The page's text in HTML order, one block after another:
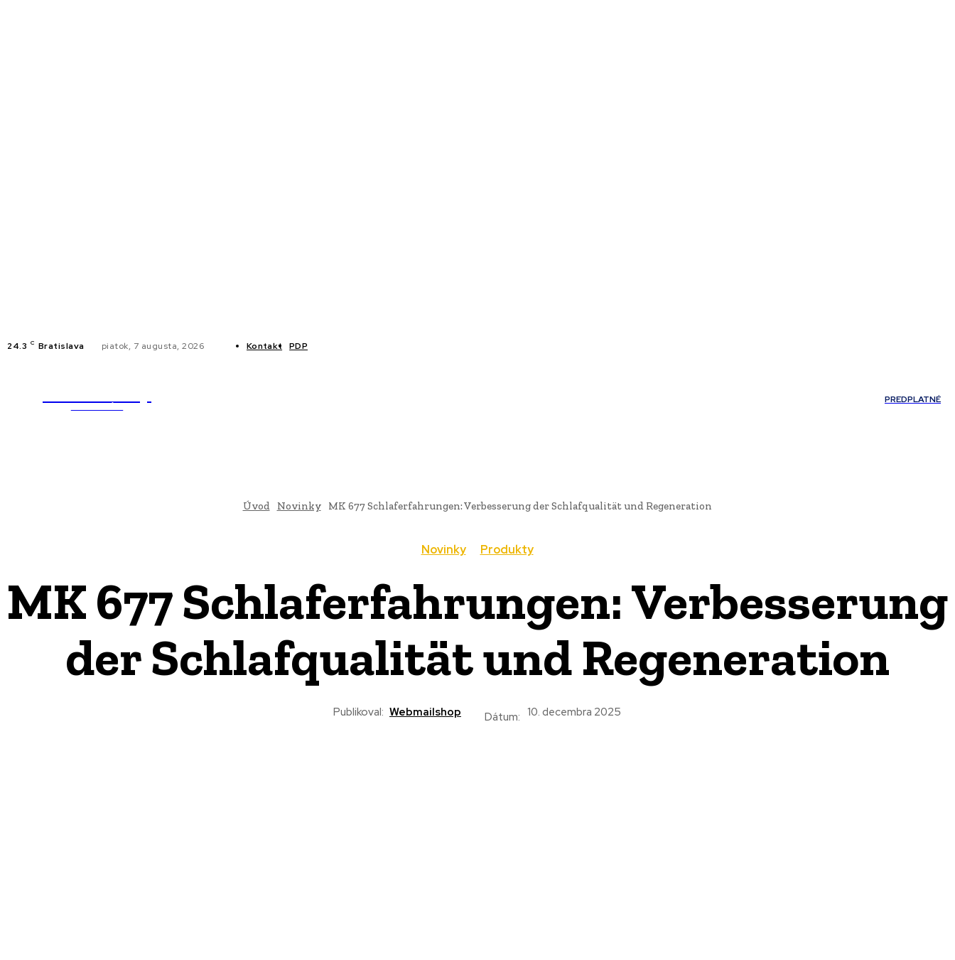
24.3 C Bratislava piatok, 7 augusta, 2026 Kontakt PDP
PREDPLATNÉ
Úvod Novinky MK 677 Schlaferfahrungen: Verbesserung der Schlafqualität und Regeneration
Novinky Produkty
MK 677 Schlaferfahrungen: Verbesserung
der Schlafqualität und Regeneration
Publikoval: Webmailshop Dátum: 10. decembra 2025